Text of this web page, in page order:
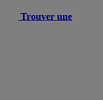
Trouver une